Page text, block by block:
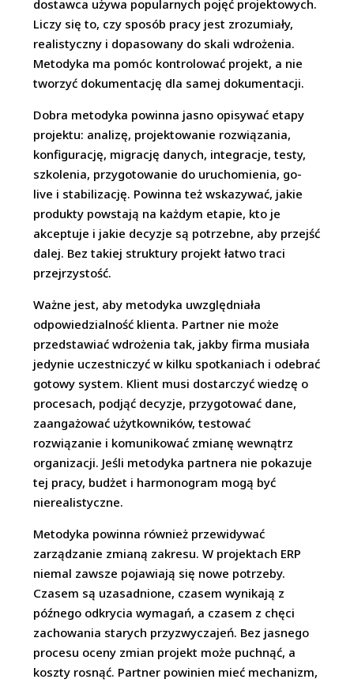
dostawca używa popularnych pojęć projektowych.
Liczy się to, czy sposób pracy jest zrozumiały,
realistyczny i dopasowany do skali wdrożenia.
Metodyka ma pomóc kontrolować projekt, a nie
tworzyć dokumentację dla samej dokumentacji.
Dobra metodyka powinna jasno opisywać etapy
projektu: analizę, projektowanie rozwiązania,
konfigurację, migrację danych, integracje, testy,
szkolenia, przygotowanie do uruchomienia, go-
live i stabilizację. Powinna też wskazywać, jakie
produkty powstają na każdym etapie, kto je
akceptuje i jakie decyzje są potrzebne, aby przejść
dalej. Bez takiej struktury projekt łatwo traci
przejrzystość.
Ważne jest, aby metodyka uwzględniała
odpowiedzialność klienta. Partner nie może
przedstawiać wdrożenia tak, jakby firma musiała
jedynie uczestniczyć w kilku spotkaniach i odebrać
gotowy system. Klient musi dostarczyć wiedzę o
procesach, podjąć decyzje, przygotować dane,
zaangażować użytkowników, testować
rozwiązanie i komunikować zmianę wewnątrz
organizacji. Jeśli metodyka partnera nie pokazuje
tej pracy, budżet i harmonogram mogą być
nierealistyczne.
Metodyka powinna również przewidywać
zarządzanie zmianą zakresu. W projektach ERP
niemal zawsze pojawiają się nowe potrzeby.
Czasem są uzasadnione, czasem wynikają z
późnego odkrycia wymagań, a czasem z chęci
zachowania starych przyzwyczajeń. Bez jasnego
procesu oceny zmian projekt może puchnąć, a
koszty rosnąć. Partner powinien mieć mechanizm,